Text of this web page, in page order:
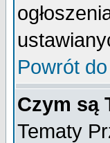
Powrót
Czym są
Tematy